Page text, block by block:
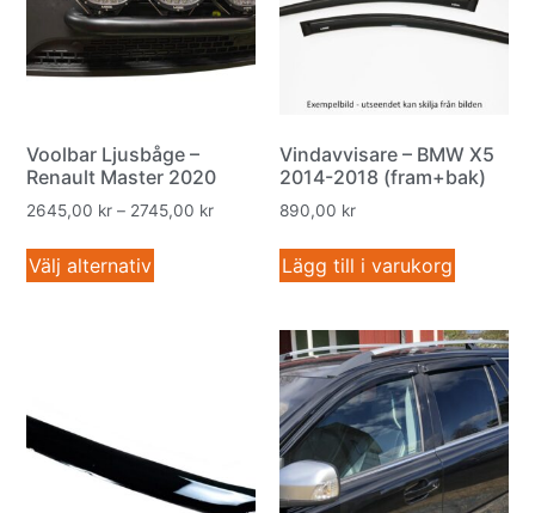
Voolbar Ljusbåge –
Renault Master 2020
2645,00 kr – 2745,00 kr
Välj alternativ
Vindavvisare – BMW X5
2014-2018 (fram+bak)
890,00 kr
Lägg till i varukorg